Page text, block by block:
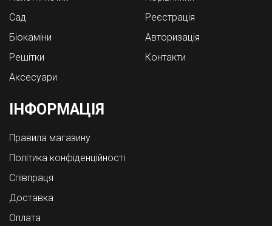
Cад
Біокаміни
Решітки
Аксесуари
Реєстрація
Авторизація
Контакти
ІНФОРМАЦІЯ
Правила магазину
Політика конфіденційності
Співпраця
Доставка
Оплата